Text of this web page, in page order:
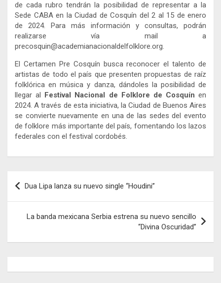
de cada rubro tendrán la posibilidad de representar a la
Sede CABA en la Ciudad de Cosquín del 2 al 15 de enero
de 2024. Para más información y consultas, podrán
realizarse vía mail a
precosquin@academianacionaldelfolklore.org.
El Certamen Pre Cosquín busca reconocer el talento de
artistas de todo el país que presenten propuestas de raíz
folklórica en música y danza, dándoles la posibilidad de
llegar al
Festival Nacional de Folklore de Cosquín en
2024. A través de esta iniciativa, la Ciudad de Buenos Aires
se convierte nuevamente en una de las sedes del evento
de folklore más importante del país, fomentando los lazos
federales con el festival cordobés.
Navegación
de
entradas
Dua Lipa lanza su nuevo single “Houdini”
La banda mexicana Serbia estrena su nuevo sencillo
“Divina Oscuridad”